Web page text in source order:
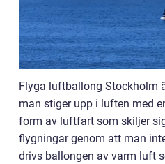
Flyga luftballong Stockholm
man stiger upp i luften med
form av luftfart som skiljer
flygningar genom att man
drivs ballongen av varm luft